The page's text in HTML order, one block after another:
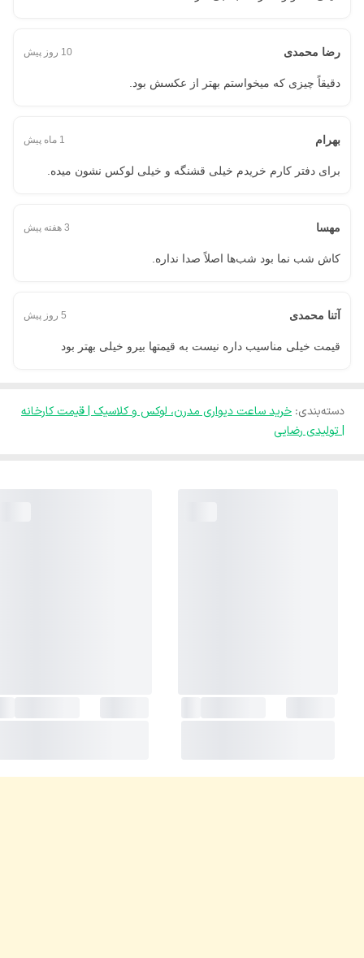
رضا محمدی 10 روز پیش
دقیقاً چیزی که میخواستم بهتر از عکسش بود.
بهرام 1 ماه پیش
برای دفتر کارم خریدم خیلی قشنگه و خیلی لوکس نشون میده.
مهسا 3 هفته پیش
کاش شب نما بود شب‌ها اصلاً صدا نداره.
آتنا محمدی 5 روز پیش
قیمت خیلی مناسیب داره نیست به قیمتها بیرو خیلی بهتر بود
دسته‌بندی: خرید ساعت دیواری مدرن، لوکس و کلاسیک | قیمت کارخانه
| تولیدی رضایی